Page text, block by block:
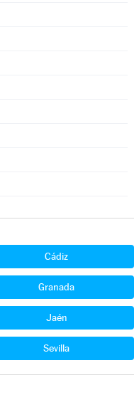
Cádiz
Granada
Jaén
Sevilla